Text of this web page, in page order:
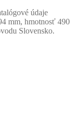
údaje
mm, hmotnosť 490
Slovensko.